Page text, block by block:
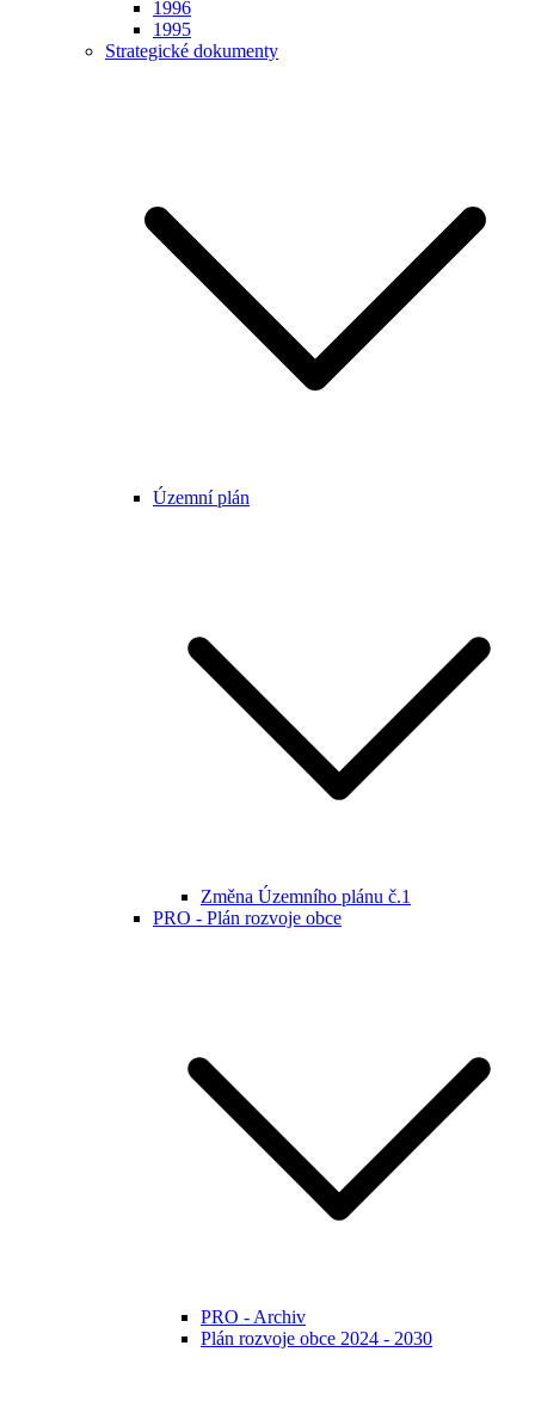
1996
1995
Strategické dokumenty
Územní plán
Změna Územního plánu č.1
PRO - Plán rozvoje obce
PRO - Archiv
Plán rozvoje obce 2024 - 2030